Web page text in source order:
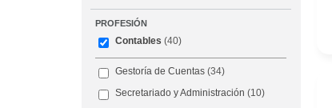
PROFESIÓN
Contables (40)
Gestoría de Cuentas (34)
Secretariado y Administración (10)